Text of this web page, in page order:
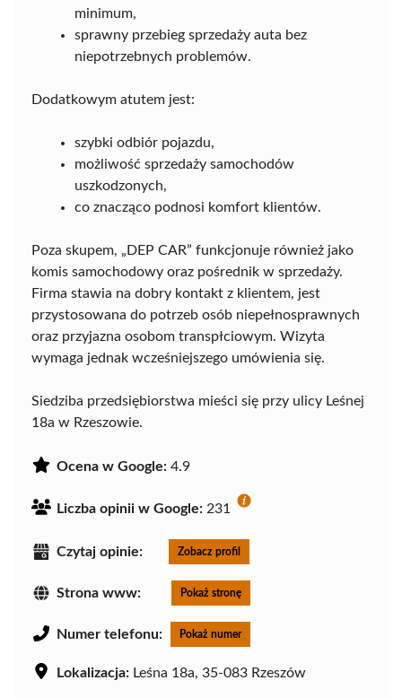
minimum,
sprawny przebieg sprzedaży auta bez
niepotrzebnych problemów.
Dodatkowym atutem jest:
szybki odbiór pojazdu,
możliwość sprzedaży samochodów
uszkodzonych,
co znacząco podnosi komfort klientów.
Poza skupem, „DEP CAR” funkcjonuje również jako
komis samochodowy oraz pośrednik w sprzedaży.
Firma stawia na dobry kontakt z klientem, jest
przystosowana do potrzeb osób niepełnosprawnych
oraz przyjazna osobom transpłciowym. Wizyta
wymaga jednak wcześniejszego umówienia się.
Siedziba przedsiębiorstwa mieści się przy ulicy Leśnej
18a w Rzeszowie.
Ocena w Google: 4.9
Liczba opinii w Google: 231
Czytaj opinie: Zobacz profil
Strona www: Pokaż stronę
Numer telefonu: Pokaż numer
Lokalizacja: Leśna 18a, 35-083 Rzeszów